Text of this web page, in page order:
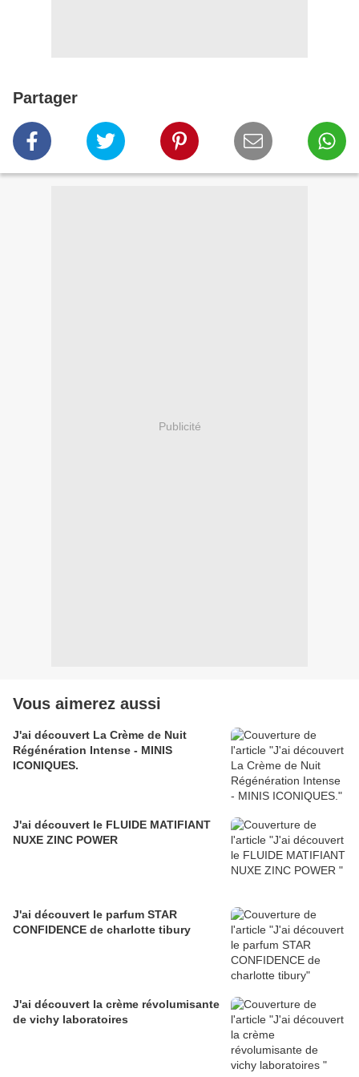
Partager
Publicité
Vous aimerez aussi
J'ai découvert La Crème de Nuit
Régénération Intense - MINIS
ICONIQUES.
J'ai découvert le FLUIDE MATIFIANT
NUXE ZINC POWER
J'ai découvert le parfum STAR
CONFIDENCE de charlotte tibury
J'ai découvert la crème révolumisante
de vichy laboratoires